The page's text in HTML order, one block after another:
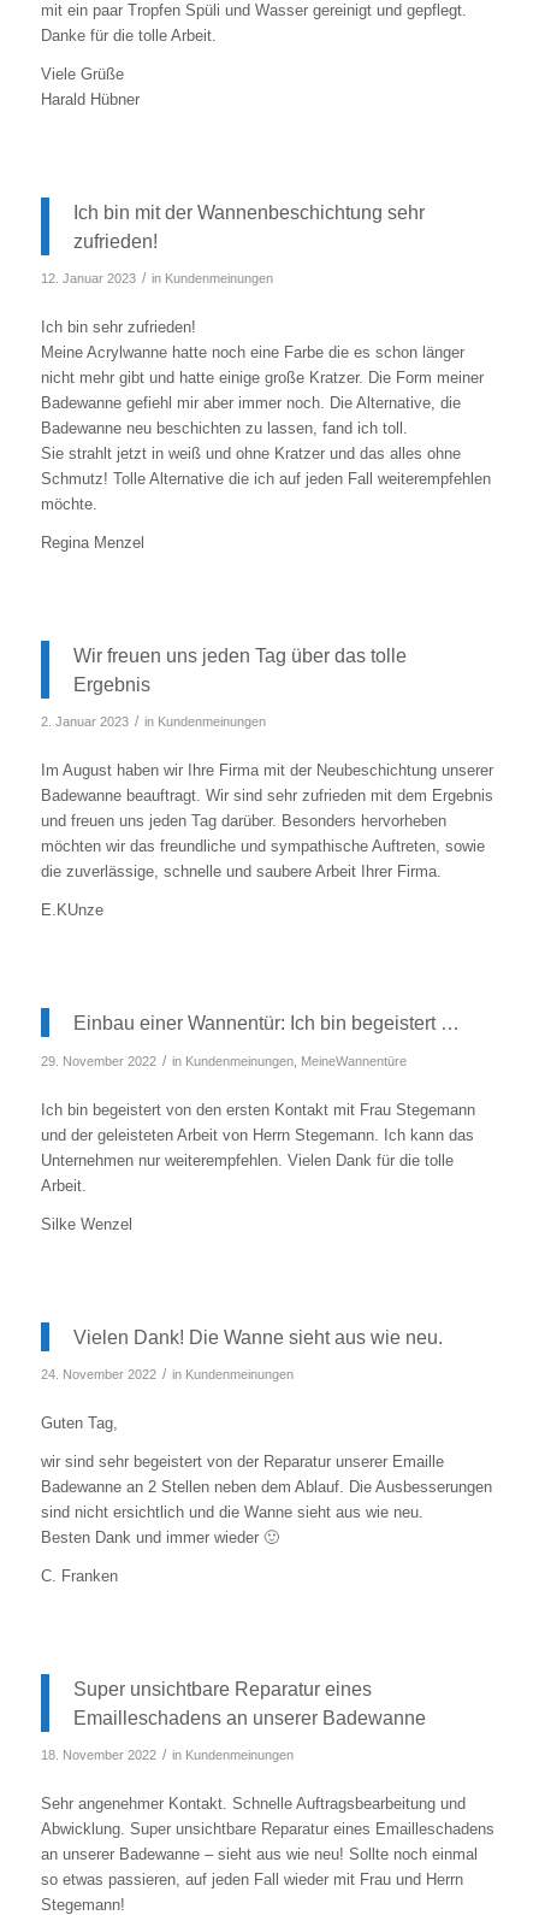
mit ein paar Tropfen Spüli und Wasser gereinigt und gepflegt.
Danke für die tolle Arbeit.
Viele Grüße
Harald Hübner
Ich bin mit der Wannenbeschichtung sehr
zufrieden!
12. Januar 2023 / in Kundenmeinungen
Ich bin sehr zufrieden!
Meine Acrylwanne hatte noch eine Farbe die es schon länger
nicht mehr gibt und hatte einige große Kratzer. Die Form meiner
Badewanne gefiehl mir aber immer noch. Die Alternative, die
Badewanne neu beschichten zu lassen, fand ich toll.
Sie strahlt jetzt in weiß und ohne Kratzer und das alles ohne
Schmutz! Tolle Alternative die ich auf jeden Fall weiterempfehlen
möchte.
Regina Menzel
Wir freuen uns jeden Tag über das tolle
Ergebnis
2. Januar 2023 / in Kundenmeinungen
Im August haben wir Ihre Firma mit der Neubeschichtung unserer
Badewanne beauftragt. Wir sind sehr zufrieden mit dem Ergebnis
und freuen uns jeden Tag darüber. Besonders hervorheben
möchten wir das freundliche und sympathische Auftreten, sowie
die zuverlässige, schnelle und saubere Arbeit Ihrer Firma.
E.KUnze
Einbau einer Wannentür: Ich bin begeistert …
29. November 2022 / in Kundenmeinungen, MeineWannentüre
Ich bin begeistert von den ersten Kontakt mit Frau Stegemann
und der geleisteten Arbeit von Herrn Stegemann. Ich kann das
Unternehmen nur weiterempfehlen. Vielen Dank für die tolle
Arbeit.
Silke Wenzel
Vielen Dank! Die Wanne sieht aus wie neu.
24. November 2022 / in Kundenmeinungen
Guten Tag,
wir sind sehr begeistert von der Reparatur unserer Emaille
Badewanne an 2 Stellen neben dem Ablauf. Die Ausbesserungen
sind nicht ersichtlich und die Wanne sieht aus wie neu.
Besten Dank und immer wieder 🙂
C. Franken
Super unsichtbare Reparatur eines
Emailleschadens an unserer Badewanne
18. November 2022 / in Kundenmeinungen
Sehr angenehmer Kontakt. Schnelle Auftragsbearbeitung und
Abwicklung. Super unsichtbare Reparatur eines Emailleschadens
an unserer Badewanne – sieht aus wie neu! Sollte noch einmal
so etwas passieren, auf jeden Fall wieder mit Frau und Herrn
Stegemann!